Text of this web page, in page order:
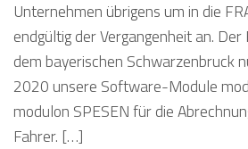
Unternehmen übrigens um in die
endgültig der Vergangenheit an.
dem bayerischen Schwarzenbruck
2020 unsere Software-Module
modulon SPESEN für die
Fahrer. […]